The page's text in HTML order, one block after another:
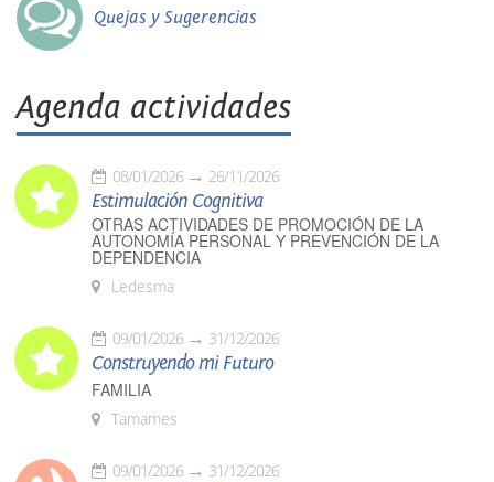
Quejas y Sugerencias
Agenda actividades
08/01/2026 26/11/2026
Estimulación Cognitiva
OTRAS ACTIVIDADES DE PROMOCIÓN DE LA
AUTONOMÍA PERSONAL Y PREVENCIÓN DE LA
DEPENDENCIA
Ledesma
09/01/2026 31/12/2026
Construyendo mi Futuro
FAMILIA
Tamames
09/01/2026 31/12/2026